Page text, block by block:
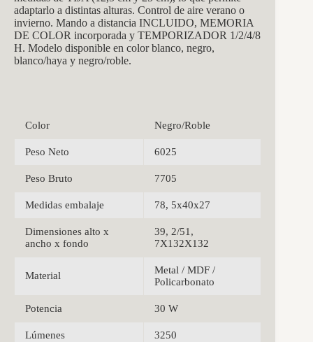
adaptarlo a distintas alturas. Control de aire verano o
invierno. Mando a distancia INCLUIDO, MEMORIA
DE COLOR incorporada y TEMPORIZADOR 1/2/4/8
H. Modelo disponible en color blanco, negro,
blanco/haya y negro/roble.
Color Negro/Roble
Peso Neto 6025
Peso Bruto 7705
Medidas embalaje 78, 5x40x27
Dimensiones alto x
ancho x fondo
39, 2/51,
7X132X132
Material
Metal / MDF /
Policarbonato
Potencia 30 W
Lúmenes 3250